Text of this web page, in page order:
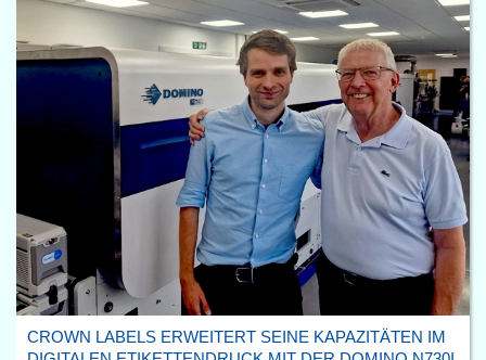
CROWN LABELS ERWEITERT SEINE KAPAZITÄTEN IM